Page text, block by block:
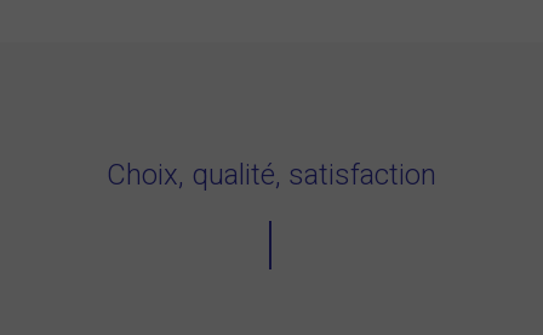
Choix, qualité, satisfaction